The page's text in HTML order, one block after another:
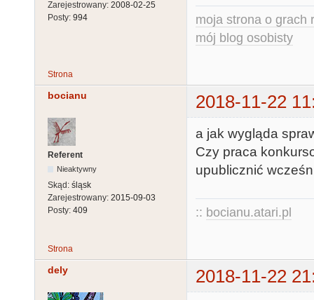
Zarejestrowany: 2008-02-25
Posty: 994
moja strona o grach
mój blog osobisty
Strona
bocianu 2018-11-22
Referent
Nieaktywny
Skąd: śląsk
Zarejestrowany: 2015-09-03
Posty: 409
a jak wygląda
Czy praca
upublicznić
:: bocianu.atari.pl
Strona
dely 2018-11-22